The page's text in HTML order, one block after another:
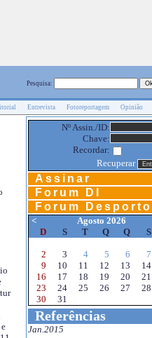
Pesquisa:
Entrevista Fotoreportagem Opinião
Nº Assin./ID:
Chave:
Recordar:
Recuperar
Assinar
Forum DI
Forum Desporto
<
Agosto 2026
D
S T Q Q S
2
3 4 5 6 7
9
10 11 12 13 14
16
17 18 19 20 21
23
24 25 26 27 28
30
31
Referências
Jan.2015